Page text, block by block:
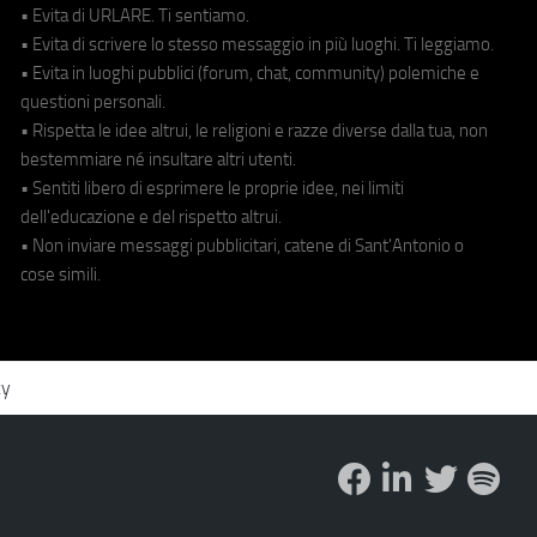
• Evita di URLARE. Ti sentiamo.
• Evita di scrivere lo stesso messaggio in più luoghi. Ti leggiamo.
• Evita in luoghi pubblici (forum, chat, community) polemiche e
questioni personali.
• Rispetta le idee altrui, le religioni e razze diverse dalla tua, non
bestemmiare né insultare altri utenti.
• Sentiti libero di esprimere le proprie idee, nei limiti
dell'educazione e del rispetto altrui.
• Non inviare messaggi pubblicitari, catene di Sant'Antonio o
cose simili.